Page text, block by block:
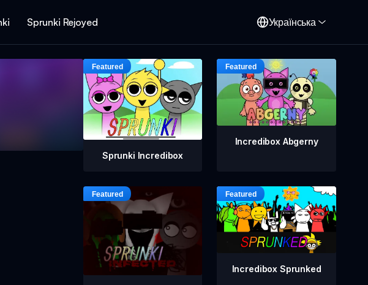
Sprunki Rejoyed Українська
Sprunki Incredibox
Incredibox Abgerny
Incredibox Sprunked